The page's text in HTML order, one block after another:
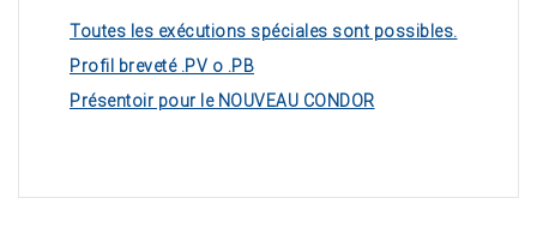
Toutes les exécutions spéciales sont possibles.
Profil breveté .PV o .PB
Présentoir pour le NOUVEAU CONDOR